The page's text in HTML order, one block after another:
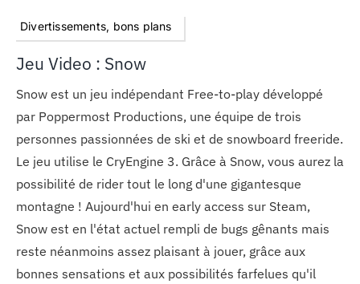
Divertissements, bons plans
Jeu Video : Snow
Snow est un jeu indépendant Free-to-play développé
par Poppermost Productions, une équipe de trois
personnes passionnées de ski et de snowboard freeride.
Le jeu utilise le CryEngine 3. Grâce à Snow, vous aurez la
possibilité de rider tout le long d'une gigantesque
montagne ! Aujourd'hui en early access sur Steam,
Snow est en l'état actuel rempli de bugs gênants mais
reste néanmoins assez plaisant à jouer, grâce aux
bonnes sensations et aux possibilités farfelues qu'il